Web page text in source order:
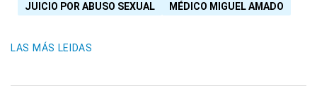
JUICIO POR ABUSO SEXUAL
MÉDICO MIGUEL AMADO
LAS MÁS LEIDAS